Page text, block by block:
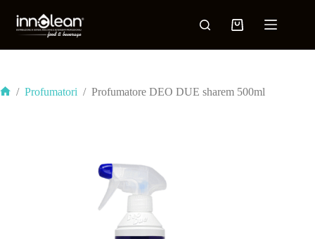
/ Profumatori / Profumatore DEO DUE sharem 500ml